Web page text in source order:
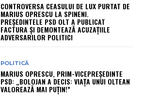
CONTROVERSA CEASULUI DE LUX PURTAT DE
MARIUS OPRESCU LA SPINENI.
PREȘEDINTELE PSD OLT A PUBLICAT
FACTURA ȘI DEMONTEAZĂ ACUZAȚIILE
ADVERSARILOR POLITICI
POLITICĂ
MARIUS OPRESCU, PRIM-VICEPREȘEDINTE
PSD: „BOLOJAN A DECIS: VIAȚA UNUI OLTEAN
VALOREAZĂ MAI PUȚIN!”